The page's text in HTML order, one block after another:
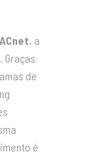
, a
Graças
de
é